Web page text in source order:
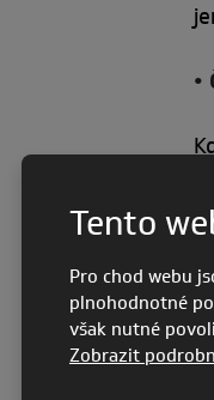
•
•
Tento
Pro chod webu
plnohodnotné
však nutné
Zobrazit